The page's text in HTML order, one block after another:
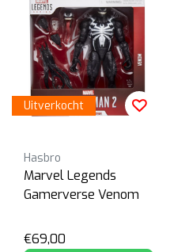
Uitverkocht
Hasbro
Marvel Legends
Gamerverse Venom
€69,00